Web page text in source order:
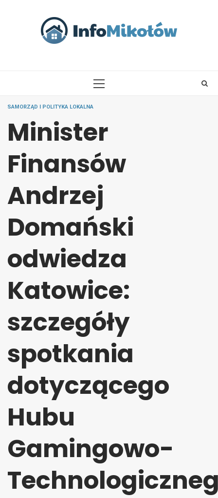
PRIMARY
SAMORZĄD I POLITYKA LOKALNA
Minister
Finansów
Andrzej
Domański
odwiedza
Katowice:
szczegóły
spotkania
dotyczącego
Hubu
Gamingowo-